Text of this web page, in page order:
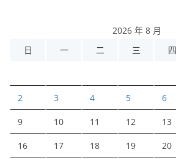
2026 年 8 月
日
一 二 三 四
2 3 4 5 6
9 10 11 12 13
16 17 18 19 20